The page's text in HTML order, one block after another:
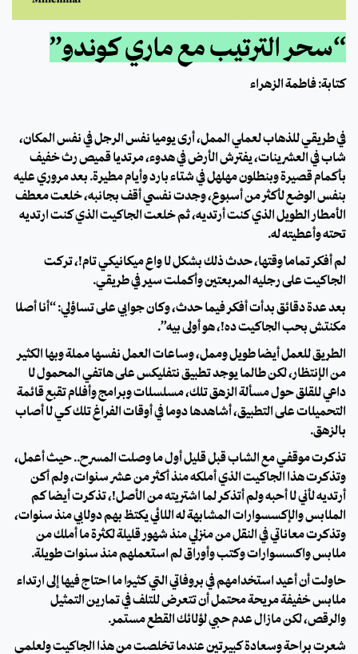
“سحر الترتيب مع ماري كوندو”
كتابة: فاطمة الزهراء
في طريقي للذهاب لعملي الممل، أرى يوميًا نفس الرجل في نفس المكان،
شاب في العشرينات، يفترش الأرض في هدوء، مرتديًا قميص رث خفيف
بأكمام قصيرة وبنطلون مهلهل في شتاء بارد وأيام مطيرة. بعد مروري عليه
بنفس الوضع لأكثر من أسبوع، وجدت نفسي أقف بجانبه، خلعت معطف
الأمطار الطويل الذي كنت أرتديه، ثم خلعت الجاكيت الذي كنت ارتديه
تحته وأعطيته له.
لم أفكر تمامًا وقتها، حدث ذلك بشكل لا واعِ ميكانيكي تام!، تركت
الجاكيت على رجليه المربعتين وأكملت سير في طريقي.
بعد عدة دقائق بدأت أفكر فيما حدث، وكان جوابي على تساؤلي: “أنا أصلًا
مكنتش بحب الجاكيت ده!، هو أولى بيه”.
الطريق للعمل أيضًا طويل وممل، وساعات العمل نفسها مملة وبها الكثير
من الإنتظار، لكن طالما يوجد تطبيق نتفليكس على هاتفي المحمول لا
داعي للقلق حول مسألة الزهق تلك، مسلسلات وبرامج وأفلام تقبع قائمة
التحميلات على التطبيق، أشاهدها دومًا في أوقات الفراغ تلك كي لا أصاب
بالزهق.
تذكرت موقفي مع الشاب قبل قليل أول ما وصلت المسرح.. حيث أعمل،
وتذكرت هذا الجاكيت الذي أملكه منذ أكثر من عشر سنوات، ولم أكن
أرتديه لأني لا أحبه ولم أتذكر لما اشتريته من الأصل!، تذكرت أيضًا كم
الملابس والإكسسوارات المشابهة له اللائي يكتظ بهم دولابي منذ سنوات،
وتذكرت معاناتي في النقل من منزلي منذ شهور قليلة لكثرة ما أملك من
ملابس واكسسوارات وكتب وأوراق لم استعملهم منذ سنوات طويلة.
حاولت أن أعيد استخدامهم في بروفاتي التي كثيرًا ما احتاج فيها إلى ارتداء
ملابس خفيفة مريحة محتمل أن تتعرض للتلف في تمارين التمثيل
والرقص، لكن مازال عدم حبي لؤلائك القطع مستمر.
شعرت براحة وسعادة كبيرتين عندما تخلصت من هذا الجاكيت ولعلمي